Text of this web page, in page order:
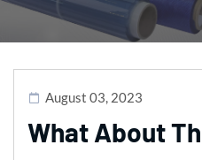
August 03, 2023
What About